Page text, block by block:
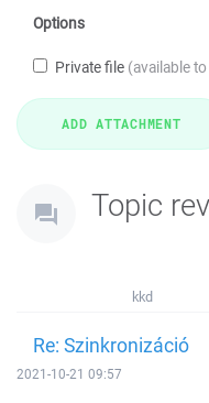
Options
Private file (available
Topic
kkd
Re: Szinkronizáció
2021-10-21 09:57